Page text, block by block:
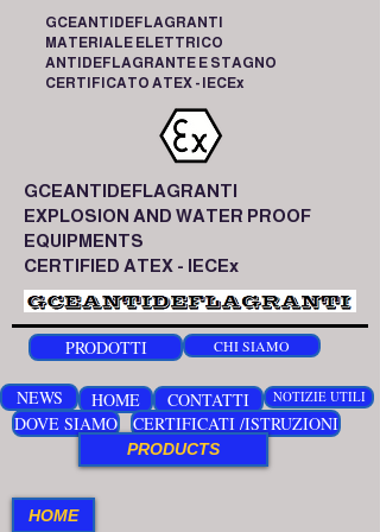
GCEANTIDEFLAGRANTI
MATERIALE ELETTRICO
ANTIDEFLAGRANTE E STAGNO
CERTIFICATO ATEX - IECEx
GCEANTIDEFLAGRANTI
EXPLOSION AND WATER PROOF
EQUIPMENTS
CERTIFIED ATEX - IECEx
PRODOTTI CHI SIAMO
NEWS HOME
CONTATTI
DOVE SIAMO
CERTIFICATI /ISTRUZIONI
NOTIZIE UTILI
PRODUCTS
HOME